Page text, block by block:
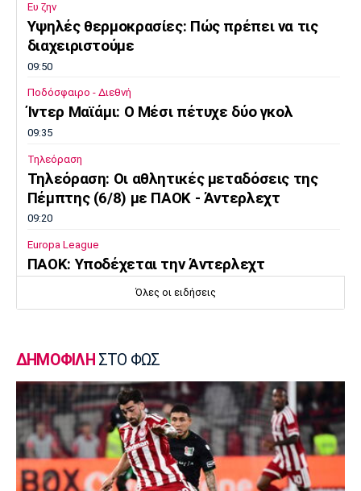
Ευ ζην
Υψηλές θερμοκρασίες: Πώς πρέπει να τις
διαχειριστούμε
09:50
Ποδόσφαιρο - Διεθνή
Ίντερ Μαϊάμι: Ο Μέσι πέτυχε δύο γκολ
09:35
Τηλεόραση
Τηλεόραση: Οι αθλητικές μεταδόσεις της
Πέμπτης (6/8) με ΠΑΟΚ - Άντερλεχτ
09:20
Europa League
ΠΑΟΚ: Υποδέχεται την Άντερλεχτ
Κολύμβηση
Ήττα της Ελλάδας από την Ολλανδία
Χάντμπολ
Παπάζογλου: «Βρισκόμαστε σε πολύ καλό
επίπεδο»
08:35
Conference League
Όλες οι ειδήσεις
ΔΗΜΟΦΙΛΗ ΣΤΟ ΦΩΣ